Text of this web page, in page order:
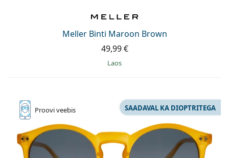
Meller Binti Maroon Brown
49,99 €
Laos
Prooviveebis SAADAVAL KA DIOPTRITEGA